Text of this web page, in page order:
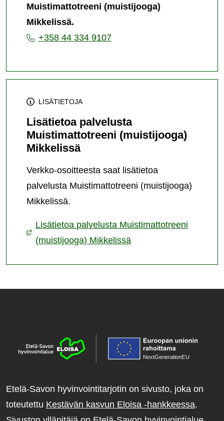
-
palvelun
järjestämispaikka
Muistimattotreeni (muistijooga)
Mikkelissä.
+358 44 334 9107
LISÄTIETOJA
Lisätietoa palvelusta
Muistimattotreeni (muistijooga)
Mikkelissä
Verkko-osoitteesta saat lisätietoa
palvelusta Muistimattotreeni (muistijooga)
Mikkelissä.
Lisätietoa palvelusta Muistimattotreeni
(muistijooga) Mikkelissä
NextGenerationEU
Etelä-Savon hyvinvointitarjotin on sivusto, joka on
toteutettu Kestävän kasvun Eloisa -hankkeessa.